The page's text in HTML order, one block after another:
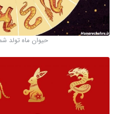
حیوان ماه تولد